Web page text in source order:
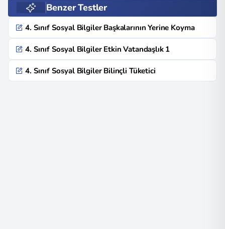
Benzer Testler
4. Sınıf Sosyal Bilgiler Başkalarının Yerine Koyma
4. Sınıf Sosyal Bilgiler Etkin Vatandaşlık 1
4. Sınıf Sosyal Bilgiler Bilinçli Tüketici